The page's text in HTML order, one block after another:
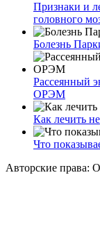
Признаки и
головного
Болезнь
Рассеянный
ОРЭМ
Как лечить
Что
Авторские